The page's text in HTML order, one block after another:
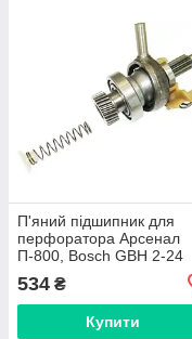
П'яний підшипник для
перфоратора Арсенал
П-800, Bosch GBH 2-24
DSR, Craft CBH-
зборі
534 ₴
Купити